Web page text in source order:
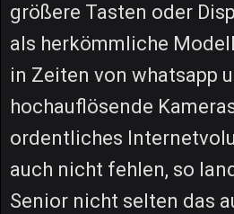
größere Tasten oder
als herkömmliche
in Zeiten von whatsapp
hochauflösende
ordentliches
auch nicht fehlen, so
Senior nicht selten das